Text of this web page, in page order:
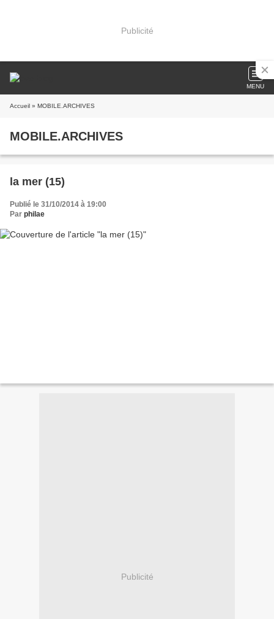
Publicité
MENU
Accueil » MOBILE.ARCHIVES
MOBILE.ARCHIVES
la mer (15)
Publié le 31/10/2014 à 19:00
Par philae
Publicité